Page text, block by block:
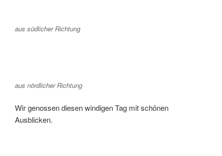
aus südlicher Richtung
aus nördlicher Richtung
Wir genossen diesen windigen Tag mit schönen
Ausblicken.